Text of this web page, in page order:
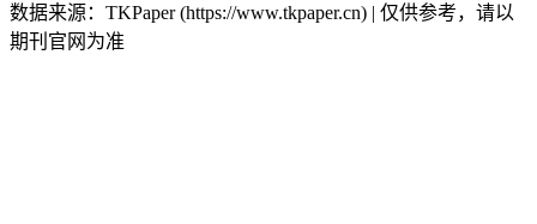
数据来源：TKPaper (https://www.tkpaper.cn) | 仅供参考，请以
期刊官网为准